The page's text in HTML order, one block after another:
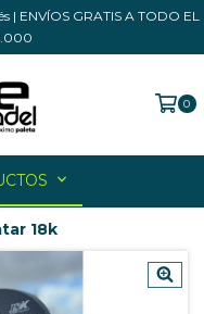
| ENVÍOS GRATIS A TODO EL
0
18k